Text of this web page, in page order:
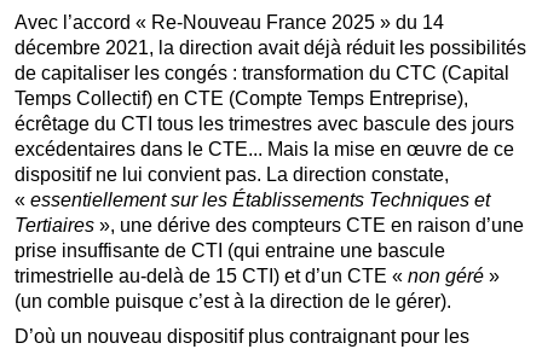
Avec l’accord « Re-Nouveau France 2025 » du 14
décembre 2021, la direction avait déjà réduit les possibilités
de capitaliser les congés : transformation du CTC (Capital
Temps Collectif) en CTE (Compte Temps Entreprise),
écrêtage du CTI tous les trimestres avec bascule des jours
excédentaires dans le CTE... Mais la mise en œuvre de ce
dispositif ne lui convient pas. La direction constate,
« essentiellement sur les Établissements Techniques et
Tertiaires», une dérive des compteurs CTE en raison d’une
prise insuffisante de CTI (qui entraine une bascule
trimestrielle au-delà de 15 CTI) et d’un CTE « non géré»
(un comble puisque c’est à la direction de le gérer).
D’où un nouveau dispositif plus contraignant pour les